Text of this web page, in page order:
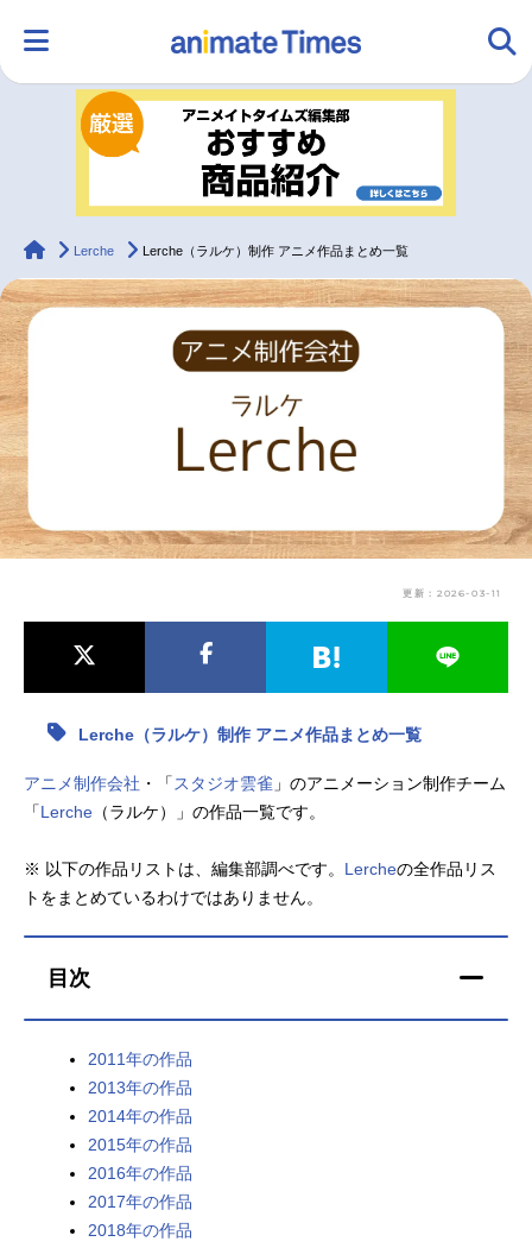
ランキング アニメ
ラジオ
マンガ・ラノベ ゲーム・アプリ 音楽
アニメ記事一覧
今期アニメ曜日別一覧
秋アニメ 冬アニメ
男性声優/女性声優一覧
animateTimes
Lerche Lerche（ラルケ）制作 アニメ作品まとめ一覧
更新：2026-03-11
Lerche（ラルケ）制作 アニメ作品まとめ一覧
アニメ制作会社 ・「 スタジオ雲雀 」のアニメーション制作チーム
「Lerche （ラルケ）」の作品一覧です。
※ 以下の作品リストは、編集部調べです。 Lercheの全作品リス
トをまとめているわけではありません。
目次
2011年の作品
2013年の作品
2014年の作品
2015年の作品
2016年の作品
2017年の作品
2018年の作品